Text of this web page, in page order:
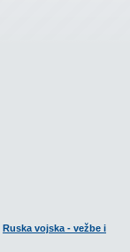
Ruska vojska - vežbe i